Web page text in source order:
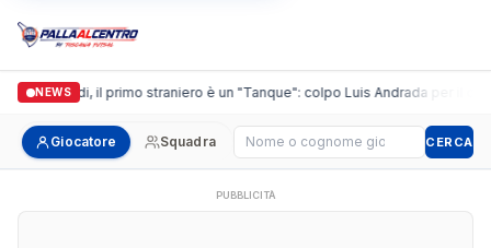
NEWS
Casalguidi, il primo straniero è un "Tanque": colpo Luis Andrada per il
Giocatore Squadra Cerca giocatore CERCA
PUBBLICITÀ